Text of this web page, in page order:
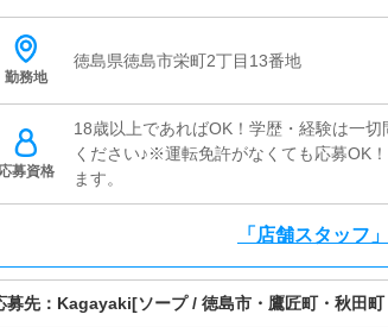
勤務地
徳島県徳島市栄町2丁目13番地
応募資格
18歳以上であればOK！学歴・経験は一
ください♪※運転免許がなくても応募OK
ます。
「店舗スタッフ」
募先： Kagayaki[ソープ / 徳島市・鷹匠町・秋田